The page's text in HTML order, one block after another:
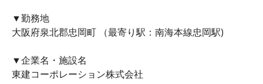
▼勤務地
大阪府泉北郡忠岡町 （最寄り駅：南海本線忠岡駅)
▼企業名・施設名
東建コーポレーション株式会社